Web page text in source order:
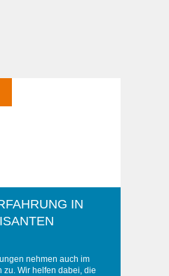
IN
nehmen auch im
zu. Wir helfen dabei, die